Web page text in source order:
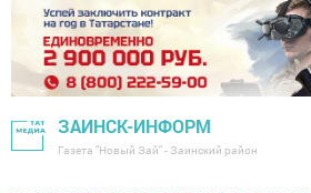
ЗАИНСК-ИНФОРМ
Газета "Новый Зай" - Заинский район